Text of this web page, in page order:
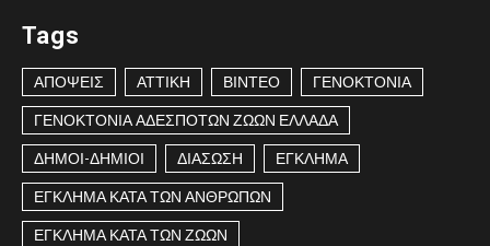
Tags
ΑΠΟΨΕΙΣ ΑΤΤΙΚΗ ΒΙΝΤΕΟ ΓΕΝΟΚΤΟΝΙΑ
ΓΕΝΟΚΤΟΝΙΑ ΑΔΕΣΠΟΤΩΝ ΖΩΩΝ ΕΛΛΑΔΑ
ΔΗΜΟΙ-ΔΗΜΙΟΙ ΔΙΑΣΩΣΗ ΕΓΚΛΗΜΑ
ΕΓΚΛΗΜΑ ΚΑΤΑ ΤΩΝ ΑΝΘΡΩΠΩΝ
ΕΓΚΛΗΜΑ ΚΑΤΑ ΤΩΝ ΖΩΩΝ